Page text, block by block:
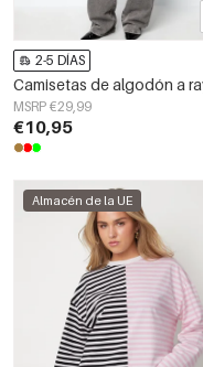
2-5 DÍAS
MSRP €29,99
€10,95
Almacén de la UE